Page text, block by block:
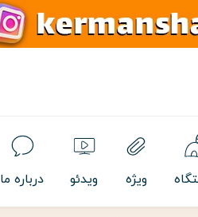
ویژه ویدئو درباره ما